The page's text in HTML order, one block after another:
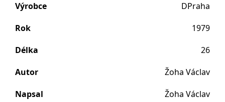
Výrobce
DPraha
Rok
1979
Délka
26
Autor
Žoha Václav
Napsal
Žoha Václav